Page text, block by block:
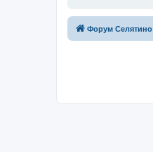
Форум Селятино